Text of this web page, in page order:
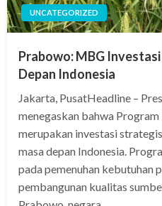
UNCATEGORIZED
Prabowo: MBG
Depan Indonesia
Jakarta, PusatHeadline –
menegaskan bahwa
merupakan investasi
masa depan Indonesia.
pada pemenuhan kebutuhan
pembangunan kualitas